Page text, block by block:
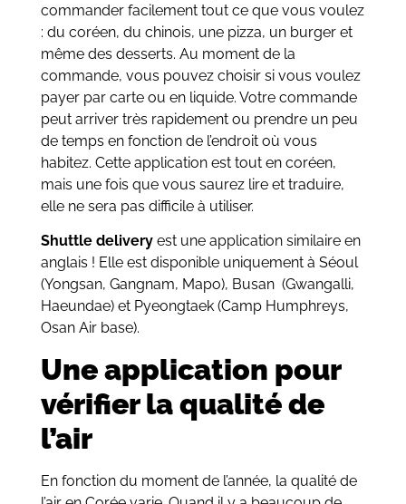
commander facilement tout ce que vous voulez
: du coréen, du chinois, une pizza, un burger et
même des desserts. Au moment de la
commande, vous pouvez choisir si vous voulez
payer par carte ou en liquide. Votre commande
peut arriver très rapidement ou prendre un peu
de temps en fonction de l’endroit où vous
habitez. Cette application est tout en coréen,
mais une fois que vous saurez lire et traduire,
elle ne sera pas difficile à utiliser.
Shuttle deliveryest une application similaire en
anglais ! Elle est disponible uniquement à Séoul
(Yongsan, Gangnam, Mapo), Busan (Gwangalli,
Haeundae) et Pyeongtaek (Camp Humphreys,
Osan Air base).
Une application pour
vérifier la qualité de
l’air
En fonction du moment de l’année, la qualité de